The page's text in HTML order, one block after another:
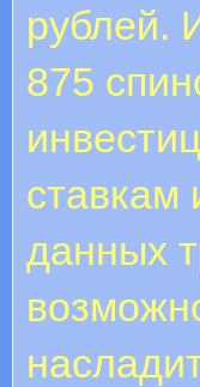
рублей.
875
ставкам
данных